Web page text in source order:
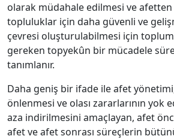
olarak müdahale edilmesi ve
topluluklar için daha güvenli ve
çevresi oluşturulabilmesi için
gereken topyekûn bir mücadele
tanımlanır.
Daha geniş bir ifade ile afet
önlenmesi ve olası zararlarının yok
aza indirilmesini amaçlayan, afet
afet ve afet sonrası süreçlerin